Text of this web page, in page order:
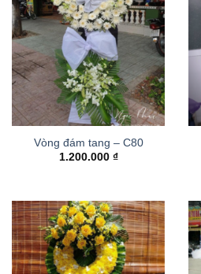
Vòng đám tang – C80
1.200.000 ₫